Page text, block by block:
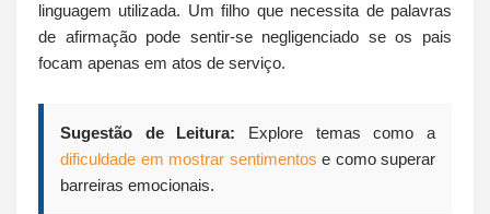
linguagem utilizada. Um filho que necessita de palavras
de afirmação pode sentir-se negligenciado se os pais
focam apenas em atos de serviço.
Sugestão de Leitura: Explore temas como a
dificuldade em mostrar sentimentos e como superar
barreiras emocionais.